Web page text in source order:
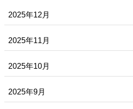
2025年12月
2025年11月
2025年10月
2025年9月